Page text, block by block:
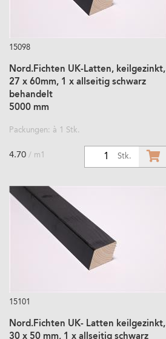
15098
Nord.Fichten UK-Latten, keilgezinkt,
27 x 60mm, 1 x allseitig schwarz
behandelt
5000 mm
Packungen: à 1 Stk.
Stk.
4.70 / m1
15101
Nord.Fichten UK- Latten keilgezinkt,
30 x 50 mm, 1 x allseitig schwarz